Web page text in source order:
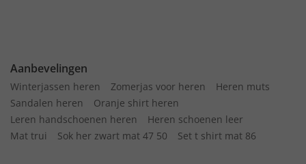
Aanbevelingen
Winterjassen heren Zomerjas voor heren
Heren muts
Sandalen heren
Oranje shirt heren
Leren handschoenen heren
Heren schoenen leer
Mat trui
Sok her zwart mat 47 50 Set t shirt mat 86